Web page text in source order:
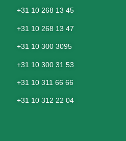
+31 10 268 13 45
+31 10 268 13 47
+31 10 300 3095
+31 10 300 31 53
+31 10 311 66 66
+31 10 312 22 04